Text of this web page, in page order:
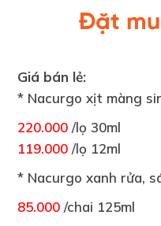
Đặt
Giá bán lẻ:
* Nacurgo xịt màng
220.000 /lọ 30ml
119.000 /lọ 12ml
* Nacurgo xanh rửa,
85.000 /chai 125ml